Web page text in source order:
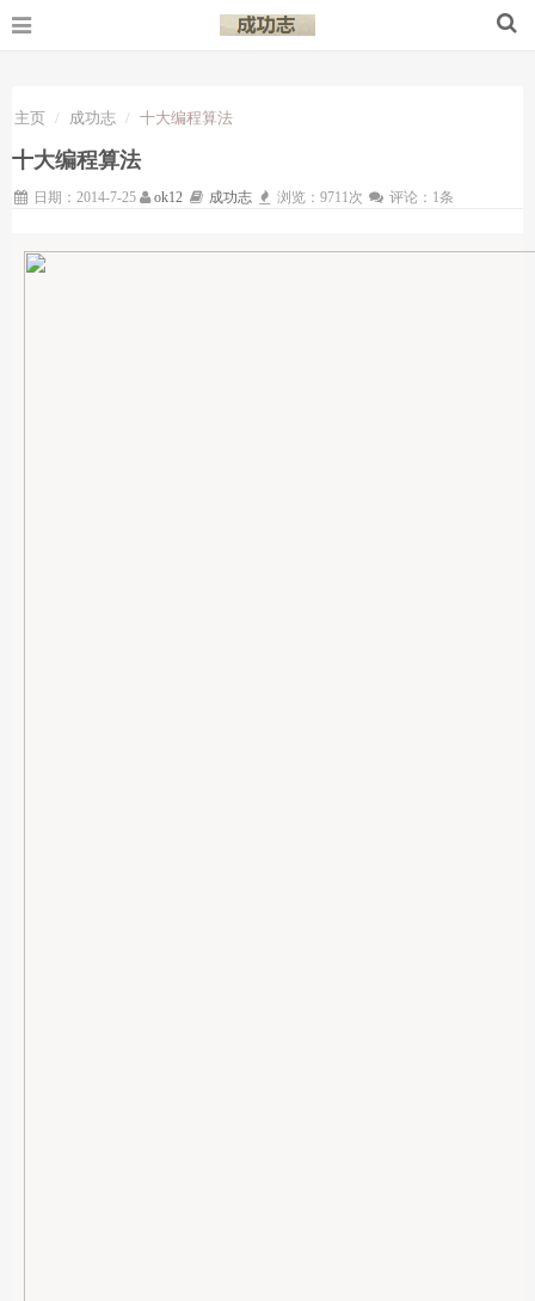
主页 成功志 十大编程算法
十大编程算法
日期：2014-7-25 ok12 成功志 浏览：9711次 评论：1条